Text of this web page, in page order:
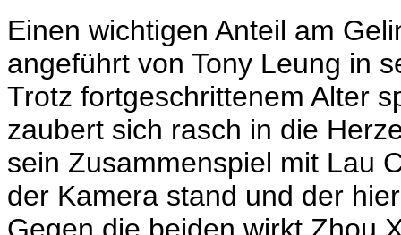
Einen wichtigen Anteil am
angeführt von Tony Leung in
Trotz fortgeschrittenem Alter
zaubert sich rasch in die
sein Zusammenspiel mit Lau
der Kamera stand und der